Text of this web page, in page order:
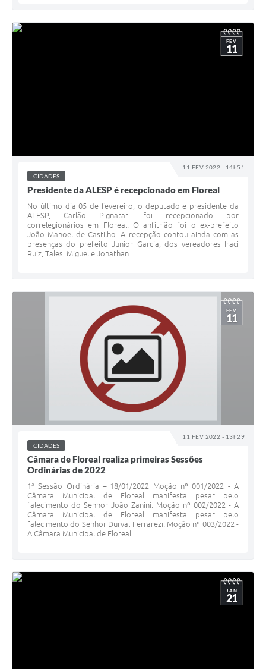
11 FEV 2022 - 14h51
FEV
11
CIDADES
Presidente da ALESP é recepcionado em Floreal
No último dia 05 de fevereiro, o deputado e presidente da
ALESP, Carlão Pignatari foi recepcionado por
correlegionários em Floreal. O anfitrião foi o ex-prefeito
João Manoel de Castilho. A recepção contou ainda com as
presenças do prefeito Junior Garcia, dos vereadores Iraci
Ruiz, Tales, Miguel e Jonathan...
11 FEV 2022 - 13h29
FEV
11
CIDADES
Câmara de Floreal realiza primeiras Sessões
Ordinárias de 2022
1ª Sessão Ordinária – 18/01/2022 Moção nº 001/2022 - A
Câmara Municipal de Floreal manifesta pesar pelo
falecimento do Senhor João Zanini. Moção nº 002/2022 - A
Câmara Municipal de Floreal manifesta pesar pelo
falecimento do Senhor Durval Ferrarezi. Moção nº 003/2022 -
A Câmara Municipal de Floreal...
JAN
21